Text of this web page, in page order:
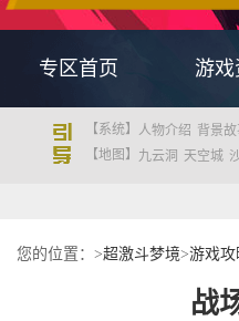
专区首页 游
【系统】 人物介绍 背景
【地图】 九云洞 天空城
您的位置： >超激斗梦境>游戏攻
战